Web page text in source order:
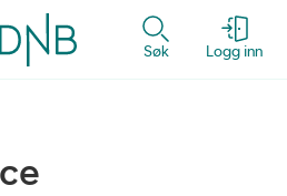
Søk Logg inn